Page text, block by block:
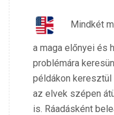
Mindkét
a maga előnyei és
problémára
példákon keresztül
az elvek szépen
is. Ráadásként